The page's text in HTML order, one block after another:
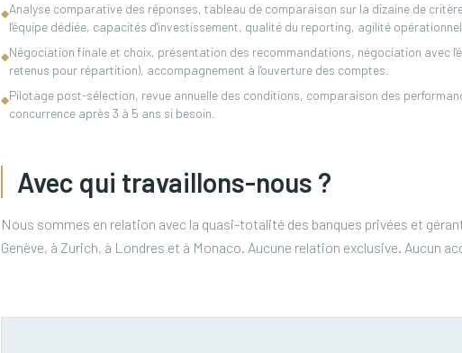
◆Analyse comparative des réponses, tableau de comparaison sur la dizaine de
l'équipe dédiée, capacités d'investissement, qualité du reporting, agilité
◆Négociation finale et choix, présentation des recommandations, négociation avec
retenus pour répartition), accompagnement à l'ouverture des comptes.
◆Pilotage post-sélection, revue annuelle des conditions, comparaison des
concurrence après 3 à 5 ans si besoin.
Avec qui travaillons-nous ?
Nous sommes en relation avec la quasi-totalité des banques privées et
Genève, à Zurich, à Londres et à Monaco. Aucune relation exclusive. Aucun